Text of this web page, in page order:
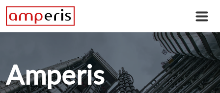
Amperis